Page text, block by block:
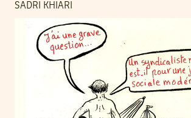
SADRI KHIARI